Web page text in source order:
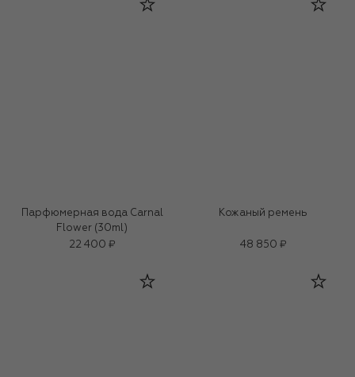
Парфюмерная вода Carnal
Flower (30ml)
22 400 ₽
Кожаный ремень
48 850 ₽